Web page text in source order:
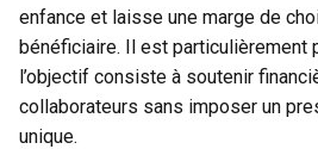
enfance et laisse une marge de
bénéficiaire. Il est particulièrement
l’objectif consiste à soutenir
collaborateurs sans imposer un
unique.